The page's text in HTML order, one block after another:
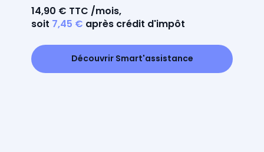
14,90 € TTC /mois,
soit 7,45 € après crédit d'impôt
Découvrir Smart'assistance